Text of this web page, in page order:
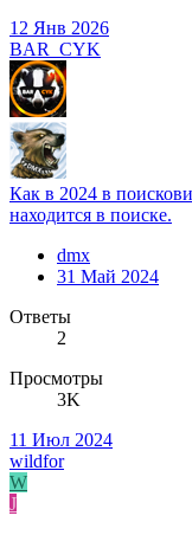
12 Янв 2026
BAR_CYK
Как в 2024 в
находится в поиске.
dmx
31 Май 2024
Ответы
2
Просмотры
3K
11 Июл 2024
wildfor
W
J